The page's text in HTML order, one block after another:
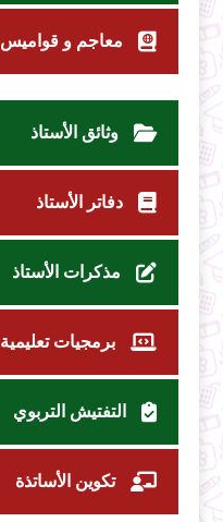
معاجم و قواميس
وثائق الأستاذ
دفاتر الأستاذ
مذكرات الأستاذ
برمجيات تعليمية
التفتيش التربوي
تكوين الأساتذة